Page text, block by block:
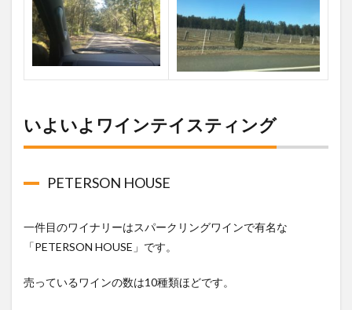
いよいよワインテイスティング
PETERSON HOUSE
一件目のワイナリーはスパークリングワインで有名な
「PETERSON HOUSE」です。
売っているワインの数は10種類ほどです。